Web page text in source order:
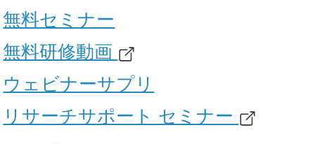
無料セミナー
無料研修動画
ウェビナーサプリ
リサーチサポート セミナー